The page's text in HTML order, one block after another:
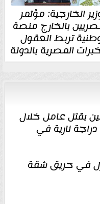
الخارجية: مؤتمر
بالخارج منصة
تربط العقول
المصرية بالدولة
بقتل عامل خلال
نارية في
في حريق شقة